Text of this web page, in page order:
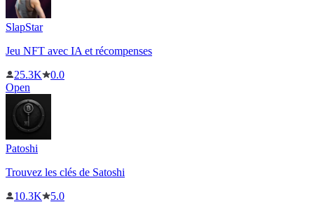
SlapStar
Jeu NFT avec IA et récompenses
25.3K
0.0
Open
Patoshi
Trouvez les clés de Satoshi
10.3K
5.0